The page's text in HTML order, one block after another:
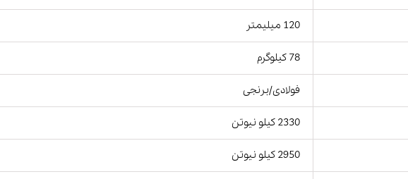
120 میلیمتر
78 کیلوگرم
فولادی/برنجی
2330 کیلو نیوتن
2950 کیلو نیوتن